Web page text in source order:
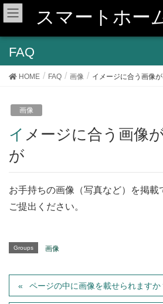
スマートホー
FAQ
HOME FAQ 画像 イメージに合う画像
画像
イメージに合う画像がないのです
が
お手持ちの画像（写真など）を掲載
ご提出ください。
Groups 画像
ページの中に画像を載せられますか